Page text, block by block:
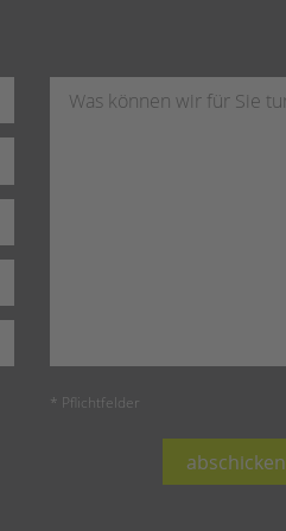
* Pflichtfelder
abschicken